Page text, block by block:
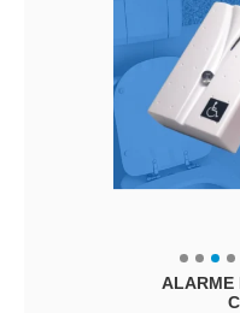
ALARME